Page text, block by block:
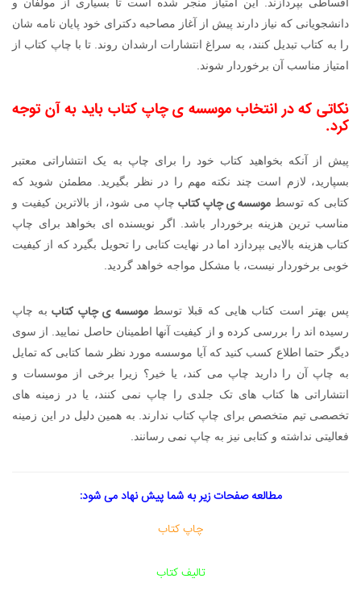
دانشجویانی که نیاز دارند پیش از آغاز مصاحبه دکترای خود پایان نامه شان
را به کتاب تبدیل کنند، به سراغ انتشارات ارشدان روند. تا با چاپ کتاب از
امتیاز مناسب آن برخوردار شوند.
نکاتی که در انتخاب موسسه ی چاپ کتاب باید به آن توجه
کرد.
پیش از آنکه بخواهید کتاب خود را برای چاپ به یک انتشاراتی معتبر
بسپارید، لازم است چند نکته مهم را در نظر بگیرید. مطمئن شوید که
کتابی که توسط موسسه ی چاپ کتاب چاپ می شود، از بالاترین کیفیت و
مناسب ترین هزینه برخوردار باشد. اگر نویسنده ای بخواهد برای چاپ
کتاب هزینه بالایی بپردازد اما در نهایت کتابی را تحویل بگیرد که از کیفیت
خوبی برخوردار نیست، با مشکل مواجه خواهد گردید.
پس بهتر است کتاب هایی که قبلا توسط موسسه ی چاپ کتاب به چاپ
رسیده اند را بررسی کرده و از کیفیت آنها اطمینان حاصل نمایید. از سوی
دیگر حتما اطلاع کسب کنید که آیا موسسه مورد نظر شما کتابی که تمایل
به چاپ آن را دارید چاپ می کند، یا خیر؟ زیرا برخی از موسسات و
انتشاراتی ها کتاب های تک جلدی را چاپ نمی کنند، یا در زمینه های
تخصصی تیم متخصص برای چاپ کتاب ندارند. به همین دلیل در این زمینه
فعالیتی نداشته و کتابی نیز به چاپ نمی رسانند.
مطالعه صفحات زیر به شما پیش نهاد می شود:
چاپ کتاب
تالیف کتاب